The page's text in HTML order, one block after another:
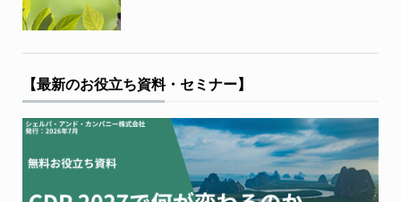
【最新のお役立ち資料・セミナー】